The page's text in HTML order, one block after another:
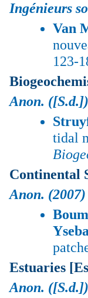
Ingénieurs
Van
123-
Anon.
tidal
Continental
Anon.
Estuaries
Anon.